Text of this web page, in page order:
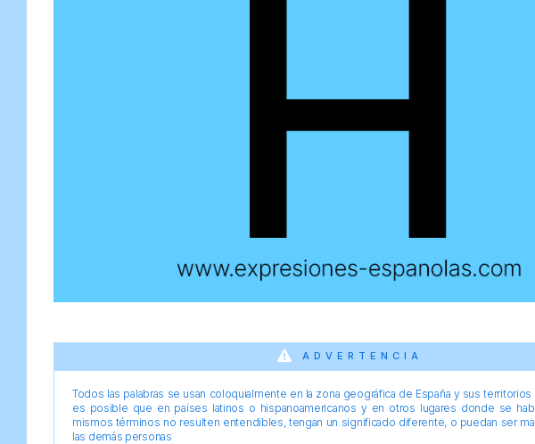
ADVERTENCIA
Todos las palabras se usan coloquialmente en la zona geográfica de España y sus territorios
es posible que en países latinos o hispanoamericanos y en otros lugares donde se
mismos términos no resulten entendibles, tengan un significado diferente, o puedan ser
las demás personas